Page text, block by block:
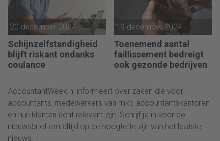
20 december 2024
Schijnzelfstandigheid
blijft riskant ondanks
coulance
19 december 2024
Toenemend aantal
faillissement bedreigt
ook gezonde bedrijven
AccountantWeek.nl informeert over zaken die voor
accountants, medewerkers van mkb-accountantskantoren
en hun klanten écht relevant zijn. Schrijf je in voor de
nieuwsbrief om altijd op de hoogte te zijn van het laatste
nieuws.